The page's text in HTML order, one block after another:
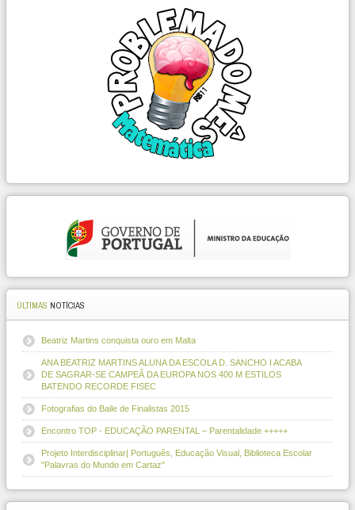
ÚLTIMAS NOTÍCIAS
Beatriz Martins conquista ouro em Malta
ANA BEATRIZ MARTINS ALUNA DA ESCOLA D. SANCHO I ACABA
DE SAGRAR-SE CAMPEÃ DA EUROPA NOS 400 M ESTILOS
BATENDO RECORDE FISEC
Fotografias do Baile de Finalistas 2015
Encontro TOP - EDUCAÇÃO PARENTAL – Parentalidade +++++
Projeto Interdisciplinar| Português, Educação Visual, Biblioteca Escolar
"Palavras do Mundo em Cartaz"